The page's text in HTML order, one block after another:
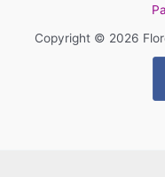
Copyright © 2026